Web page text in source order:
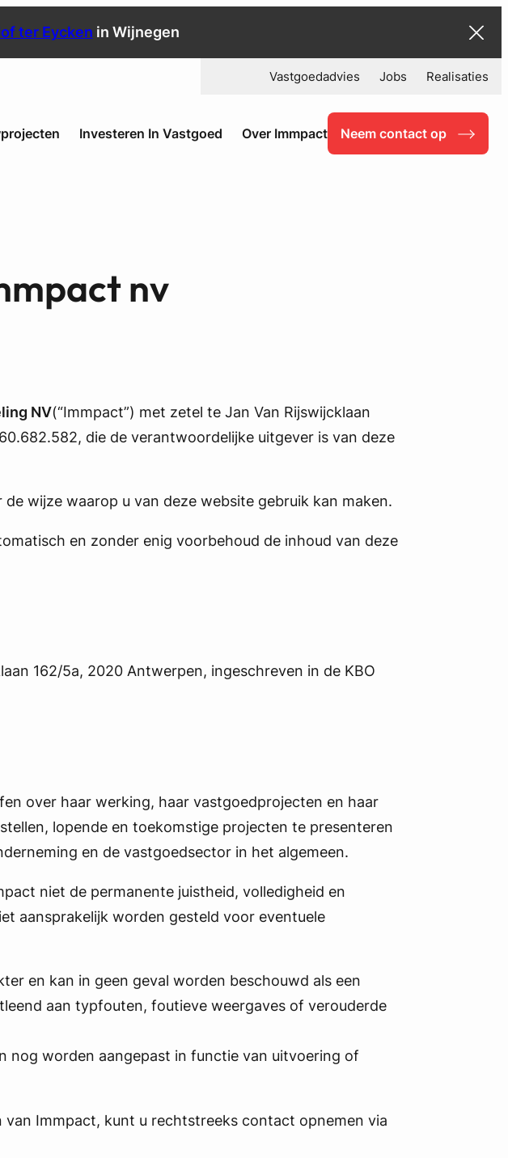
ter Eycken in Wijnegen
Vastgoedadvies Jobs Realisaties
Investeren In Vastgoed Over Immpact Neem contact op
nv
NV(“Immpact”) met zetel te Jan Van Rijswijcklaan
die de verantwoordelijke uitgever is van deze
wijze waarop u van deze website gebruik kan maken.
en zonder enig voorbehoud de inhoud van deze
162/5a, 2020 Antwerpen, ingeschreven in de KBO
over haar werking, haar vastgoedprojecten en haar
lopende en toekomstige projecten te presenteren
en de vastgoedsector in het algemeen.
niet de permanente juistheid, volledigheid en
aansprakelijk worden gesteld voor eventuele
en kan in geen geval worden beschouwd als een
aan typfouten, foutieve weergaves of verouderde
nog worden aangepast in functie van uitvoering of
Immpact, kunt u rechtstreeks contact opnemen via